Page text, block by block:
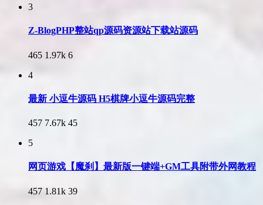
3
Z-BlogPHP整站qp源码资源站下载站源码
465 1.97k 6
4
最新 小逗牛源码 H5棋牌小逗牛源码完整
457 7.67k 45
5
网页游戏【魔刹】最新版一键端+GM工具附带外网教程
457 1.81k 39